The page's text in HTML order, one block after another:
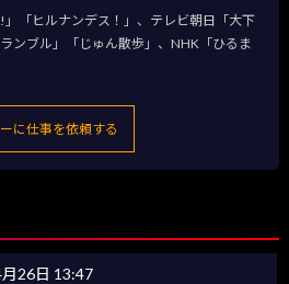
」「ヒルナンデス！」、テレビ朝日「大下
ンブル」「じゅん散歩」、NHK「ひるま
に仕事を依頼する
26日 13:47